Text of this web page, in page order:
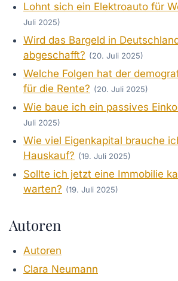
Lohnt sich ein Elektroauto für
Juli 2025)
Wird das Bargeld in
abgeschafft? (20. Juli 2025)
Welche Folgen hat der
für die Rente? (20. Juli 2025)
Wie baue ich ein passives
Juli 2025)
Wie viel Eigenkapital brauche
Hauskauf? (19. Juli 2025)
Sollte ich jetzt eine Immobilie
warten? (19. Juli 2025)
Autoren
Autoren
Clara Neumann